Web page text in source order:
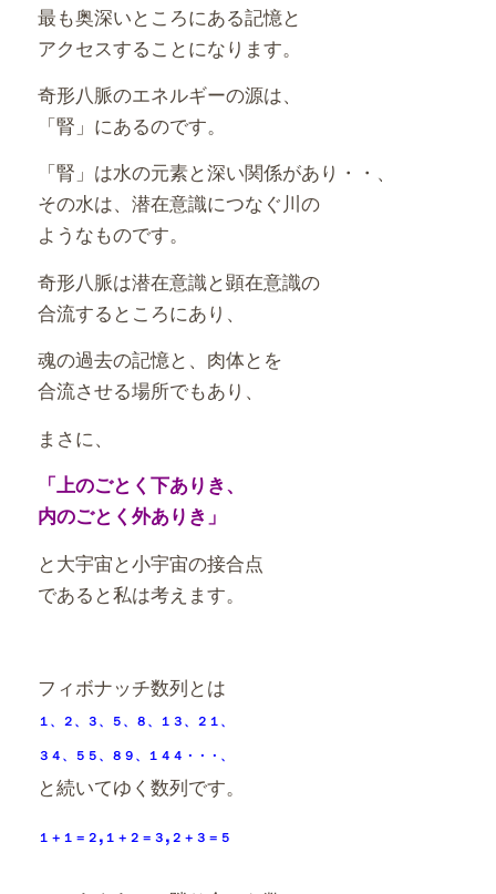
最も奥深いところにある記憶と
アクセスすることになります。
奇形八脈のエネルギーの源は、
「腎」にあるのです。
「腎」は水の元素と深い関係があり・・、
その水は、潜在意識につなぐ川の
ようなものです。
奇形八脈は潜在意識と顕在意識の
合流するところにあり、
魂の過去の記憶と、肉体とを
合流させる場所でもあり、
まさに、
「上のごとく下ありき、
内のごとく外ありき」
と大宇宙と小宇宙の接合点
であると私は考えます。
フィボナッチ数列とは
１、２、３、５、８、１３、２１、
３４、５５、８９、１４４・・・、
と続いてゆく数列です。
１＋１＝２ , １＋２＝３ , ２＋３＝５